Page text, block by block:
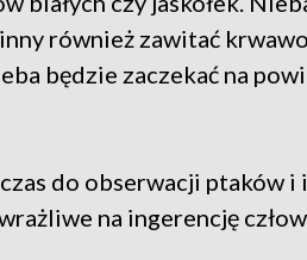
również zawitać
będzie zaczekać na
do obserwacji ptaków i
na ingerencję